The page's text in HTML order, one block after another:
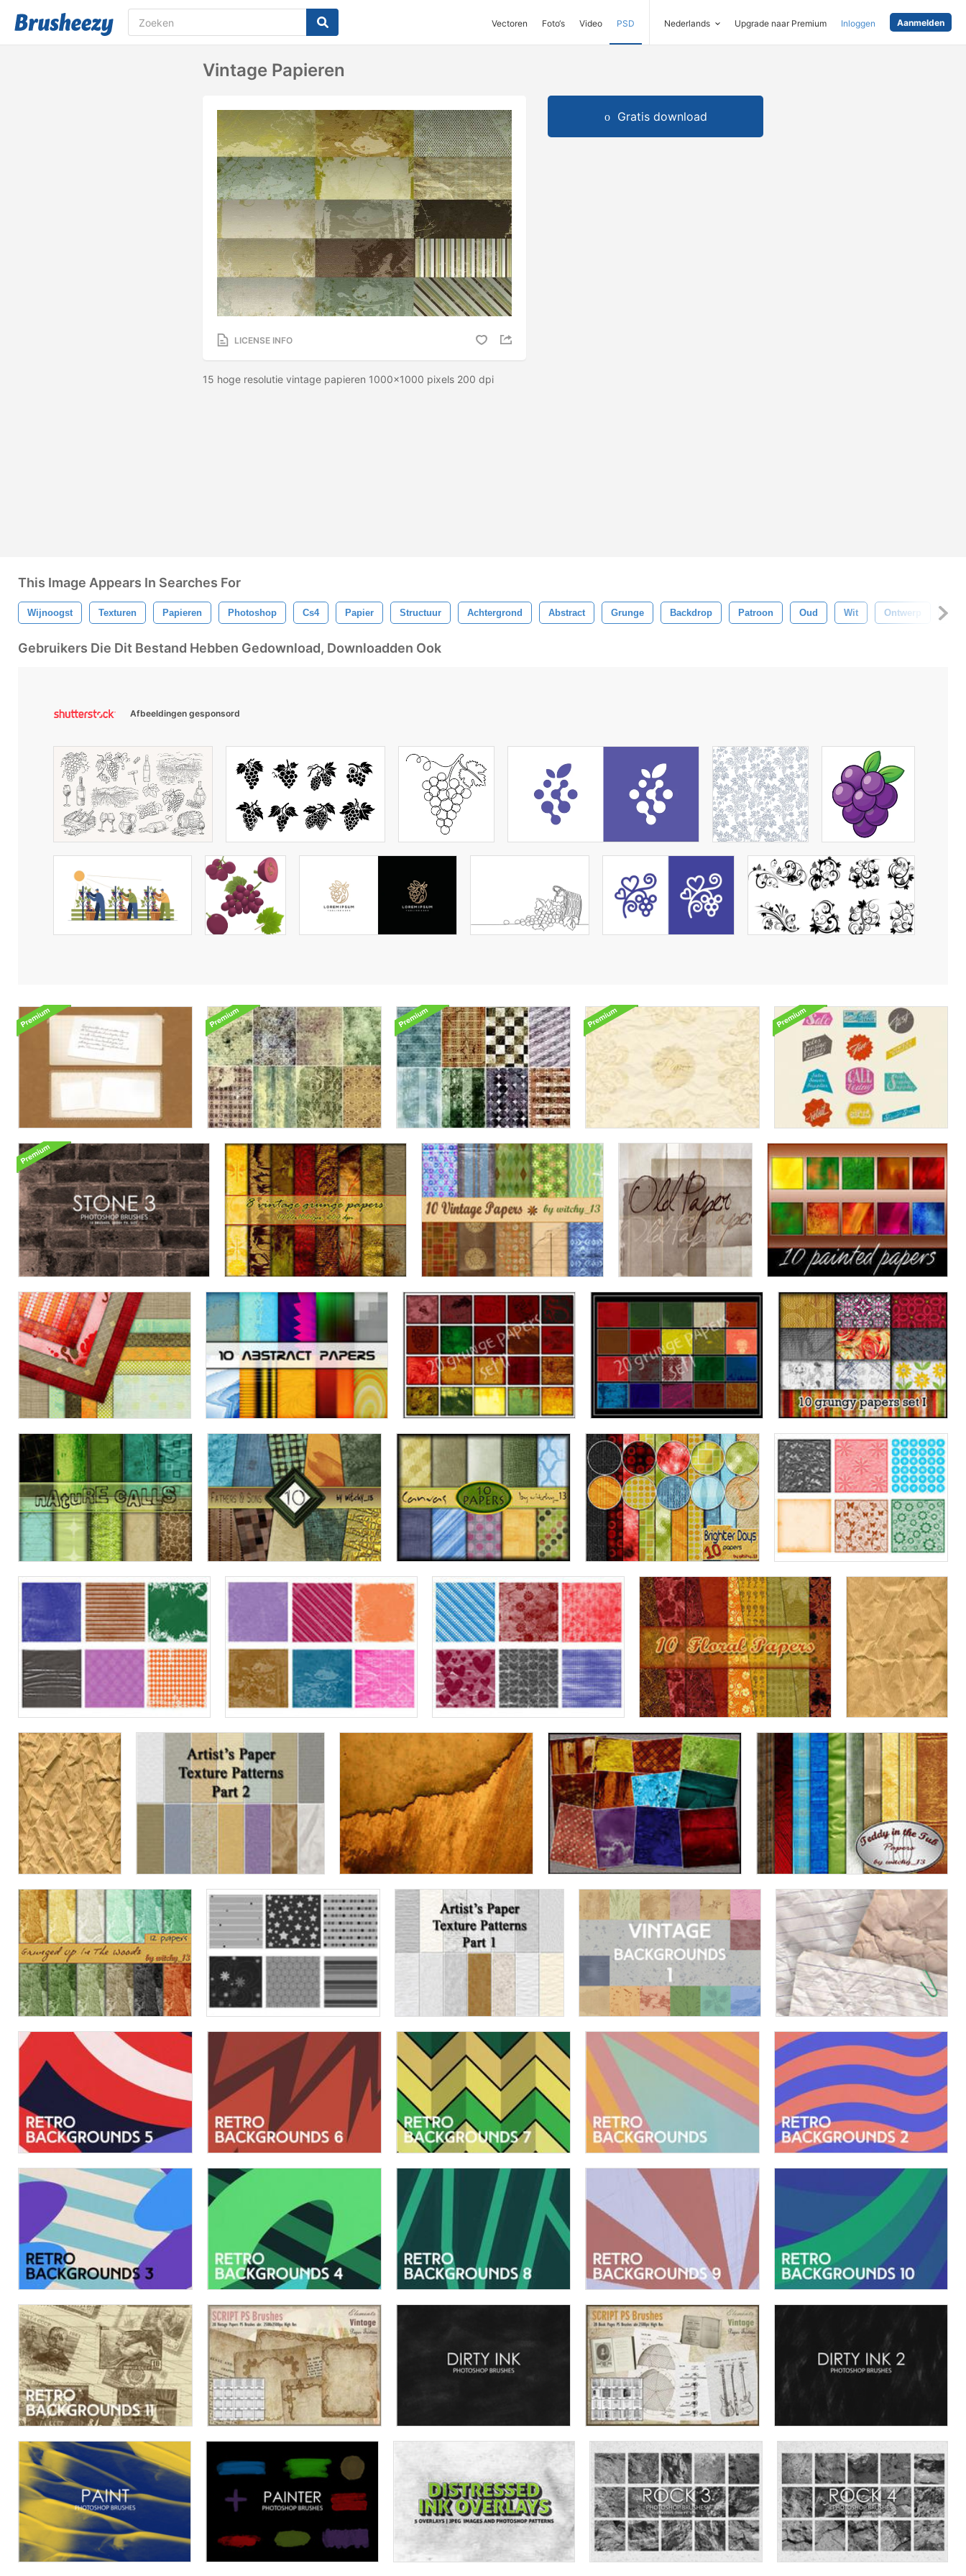
Vectoren Foto‘s Video PSD Nederlands Upgrade naar Premium Inloggen Aanmelden
Vintage Papieren
LICENSE INFO
15 hoge resolutie vintage papieren 1000x1000 pixels 200 dpi
Gratis download
This Image Appears In Searches For
Wijnoogst Texturen Papieren Photoshop Cs4 Papier Structuur Achtergrond Abstract Grunge Backdrop Patroon Oud Wit Ontwerp
Gebruikers Die Dit Bestand Hebben Gedownload, Downloadden Ook
Afbeeldingen gesponsord